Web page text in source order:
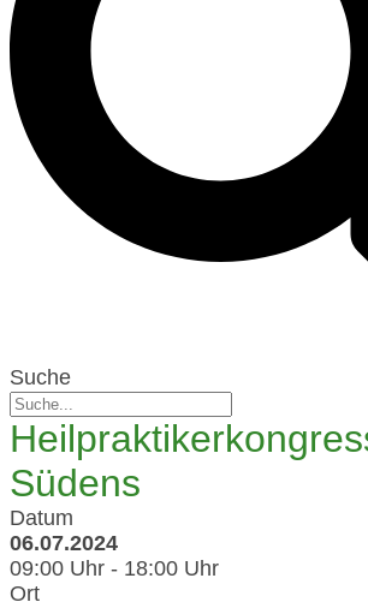
Suche
Südens
Datum
06.07.2024
09:00 Uhr - 18:00 Uhr
Ort